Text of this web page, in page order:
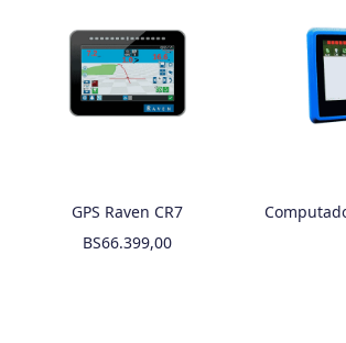
GPS Raven CR7
BS66.399,00